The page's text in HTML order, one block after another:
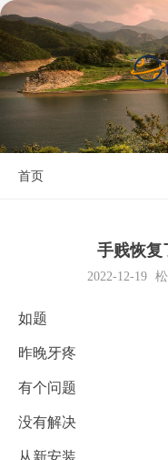
首页
手贱恢复
2022-12-19
如题
昨晚牙疼
有个问题
没有解决
从新安装